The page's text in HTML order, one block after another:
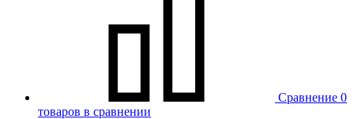
Сравнение 0
товаров в сравнении